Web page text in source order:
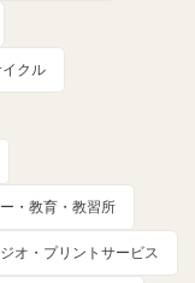
イクル
・教育・教習所
オ・プリントサービス